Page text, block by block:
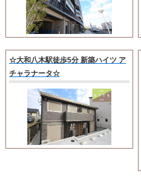
☆大和八木駅徒歩5分 新築ハイツ ア
チャラナータ☆